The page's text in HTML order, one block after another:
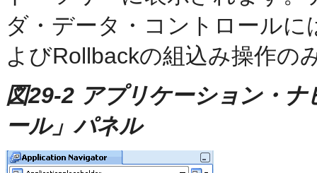
ダ・データ・コントロールに
よびRollbackの組込み操作の
図29-2 アプリケーション・
ール」パネル